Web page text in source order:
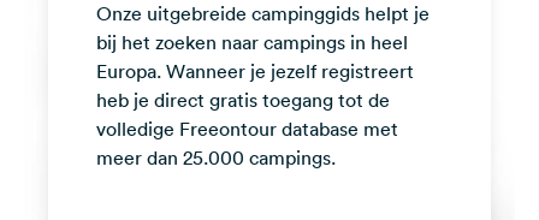
media
Facebook
Instagram
Onze uitgebreide campinggids helpt je
bij het zoeken naar campings in heel
Europa. Wanneer je jezelf registreert
heb je direct gratis toegang tot de
volledige Freeontour database met
meer dan 25.000 campings.